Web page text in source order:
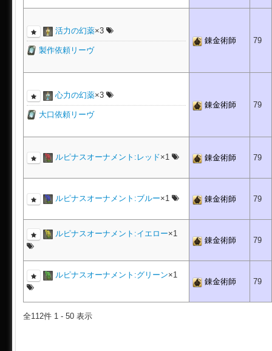
活力の幻薬×3
製作依頼リーヴ
錬金術師 79
心力の幻薬×3
大口依頼リーヴ
錬金術師 79
ルピナスオーナメント:レッド×1 錬金術師 79
ルピナスオーナメント:ブルー×1 錬金術師 79
ルピナスオーナメント:イエロー×1
錬金術師 79
ルピナスオーナメント:グリーン×1
錬金術師 79
全112件 1 - 50 表示